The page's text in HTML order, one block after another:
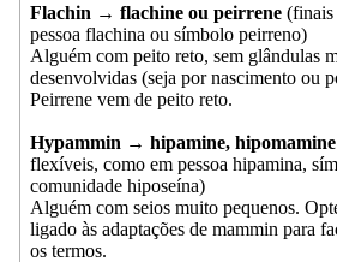
Flachin → flachine ou peirrene
pessoa flachina ou símbolo peirreno)
Alguém com peito reto, sem glândulas
desenvolvidas (seja por nascimento ou
Peirrene vem de peito reto.
Hypammin → hipamine, hipomamine
flexíveis, como em pessoa hipamina,
comunidade hiposeína)
Alguém com seios muito pequenos.
ligado às adaptações de mammin para
os termos.